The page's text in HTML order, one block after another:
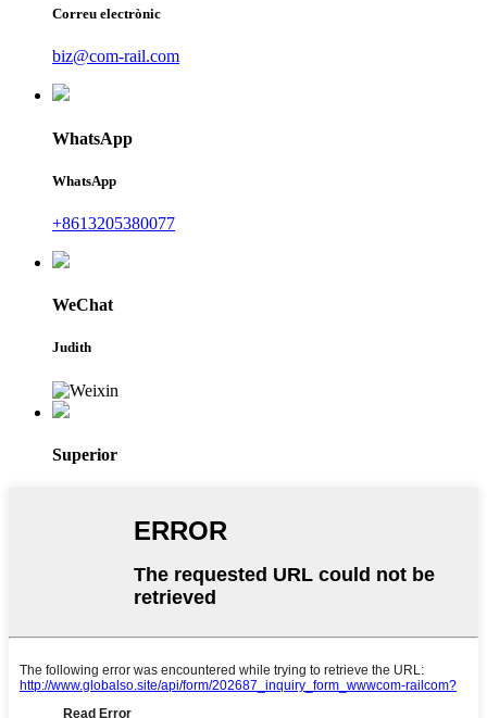
Correu electrònic
biz@com-rail.com
WhatsApp
WhatsApp
+8613205380077
WeChat
Judith
Superior